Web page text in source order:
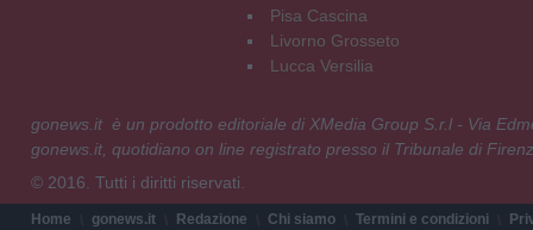
Pisa Cascina
Livorno Grosseto
Lucca Versilia
gonews.it è un prodotto editoriale di XMedia Group S.r.l - Via
gonews.it, quotidiano on line registrato presso il Tribunale di
© 2016. Tutti i diritti riservati.
Home gonews.it Redazione Chi siamo Termini e condizioni